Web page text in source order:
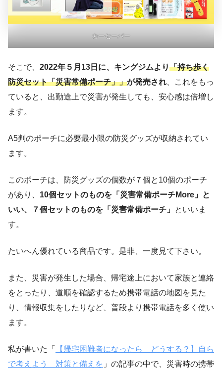
カーセーバー
そこで、 2022年５月13日に、キングジムより「持ち歩く
防災セット「災害常備ポーチ」」が発売され 、これをもっ
ていると、出勤途上で災害が発生しても、安心感は倍増し
ます。
A5判のポーチに必要最小限の防災グッズが収納されてい
ます。
このポーチは、防災グッズの個数が７個と10個のポーチ
があり、 10個セットのものを「災害常備ポーチMore」と
いい、７個セットのものを「災害常備ポーチ」 といいま
す。
たいへん優れている商品です。是非、一度見て下さい。
また、災害が発生した場合、帰宅途上において家族と連絡
をとったり、道順を確認するため携帯電話の地図を見た
り、情報収集をしたりなど、普段より携帯電話を多く使い
ます。
私が書いた「
【帰宅困難者になったら どうする？】自ら
で考えよう 対策と備えを 」の記事の中で、災害時の携帯